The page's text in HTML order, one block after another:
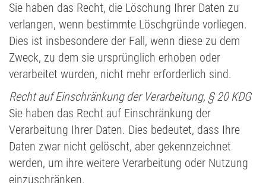
Sie haben das Recht, die Löschung Ihrer Daten zu
verlangen, wenn bestimmte Löschgründe vorliegen.
Dies ist insbesondere der Fall, wenn diese zu dem
Zweck, zu dem sie ursprünglich erhoben oder
verarbeitet wurden, nicht mehr erforderlich sind.
Recht auf Einschränkung der Verarbeitung, § 20 KDG
Sie haben das Recht auf Einschränkung der
Verarbeitung Ihrer Daten. Dies bedeutet, dass Ihre
Daten zwar nicht gelöscht, aber gekennzeichnet
werden, um ihre weitere Verarbeitung oder Nutzung
einzuschränken.